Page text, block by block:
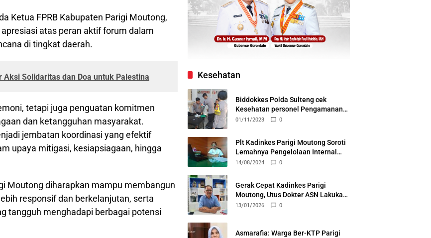
Ketua FPRB Kabupaten Parigi Moutong,
atas peran aktif forum dalam
di tingkat daerah.
Aksi Solidaritas dan Doa untuk Palestina
tetapi juga penguatan komitmen
dan ketangguhan masyarakat.
jembatan koordinasi yang efektif
upaya mitigasi, kesiapsiagaan, hingga
Moutong diharapkan mampu membangun
responsif dan berkelanjutan, serta
tangguh menghadapi berbagai potensi
Kesehatan
Biddokkes Polda Sulteng cek
Kesehatan personel Pengamanan
Tahapan Pemilu 2024
01/11/2023 0
Plt Kadinkes Parigi Moutong Soroti
Lemahnya Pengelolaan Internal
RSUD Anuntaloko
14/08/2024 0
Gerak Cepat Kadinkes Parigi
Moutong, Utus Dokter ASN Lakukan
Layanan Rawat Inap di Puskesmas
13/01/2026 0
Asmarafia: Warga Ber-KTP Parigi